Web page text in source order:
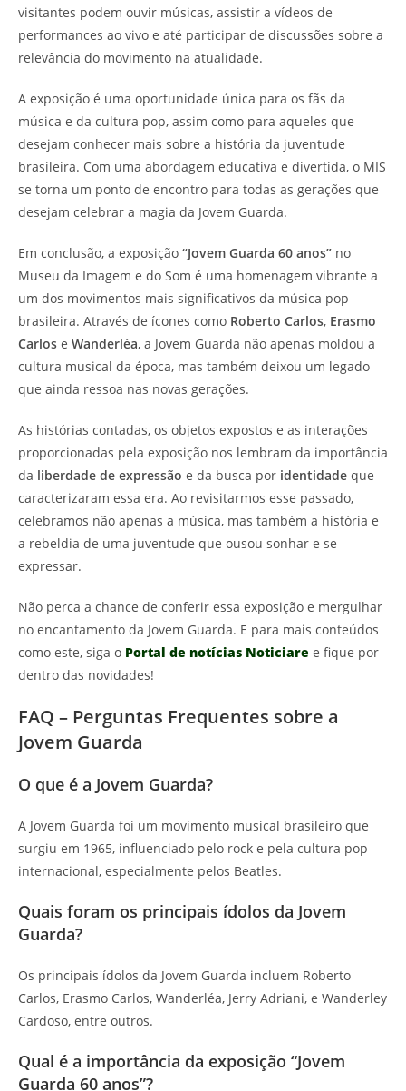
visitantes podem ouvir músicas, assistir a vídeos de
performances ao vivo e até participar de discussões sobre a
relevância do movimento na atualidade.
A exposição é uma oportunidade única para os fãs da
música e da cultura pop, assim como para aqueles que
desejam conhecer mais sobre a história da juventude
brasileira. Com uma abordagem educativa e divertida, o MIS
se torna um ponto de encontro para todas as gerações que
desejam celebrar a magia da Jovem Guarda.
Em conclusão, a exposição “Jovem Guarda 60 anos” no
Museu da Imagem e do Som é uma homenagem vibrante a
um dos movimentos mais significativos da música pop
brasileira. Através de ícones como Roberto Carlos, Erasmo
Carlos e Wanderléa, a Jovem Guarda não apenas moldou a
cultura musical da época, mas também deixou um legado
que ainda ressoa nas novas gerações.
As histórias contadas, os objetos expostos e as interações
proporcionadas pela exposição nos lembram da importância
da liberdade de expressão e da busca por identidade que
caracterizaram essa era. Ao revisitarmos esse passado,
celebramos não apenas a música, mas também a história e
a rebeldia de uma juventude que ousou sonhar e se
expressar.
Não perca a chance de conferir essa exposição e mergulhar
no encantamento da Jovem Guarda. E para mais conteúdos
como este, siga o Portal de notícias Noticiare e fique por
dentro das novidades!
FAQ – Perguntas Frequentes sobre a
Jovem Guarda
O que é a Jovem Guarda?
A Jovem Guarda foi um movimento musical brasileiro que
surgiu em 1965, influenciado pelo rock e pela cultura pop
internacional, especialmente pelos Beatles.
Quais foram os principais ídolos da Jovem
Guarda?
Os principais ídolos da Jovem Guarda incluem Roberto
Carlos, Erasmo Carlos, Wanderléa, Jerry Adriani, e Wanderley
Cardoso, entre outros.
Qual é a importância da exposição “Jovem
Guarda 60 anos”?